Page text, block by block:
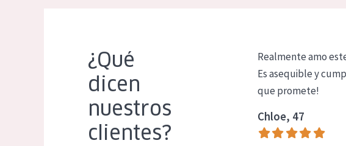
¿Qué
dicen
nuestros
clientes?
Realmente amo
Es asequible y
que promete!
Chloe, 47